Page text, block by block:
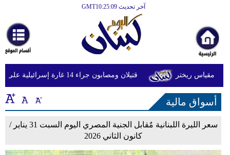
آخر تحديث GMT10:25:09
أخبارعاجلة
رياضة
ثقافة
إقتصاد
فن
قتيلان ومصابون جراء 14 غارة إسرائيلية على شرق وجنوب لبنان
أسواق مالية
سعر الليرة اللبنانية مٌقابل الجنية المصري اليوم السبت 31 يناير /
كانون الثاني 2026